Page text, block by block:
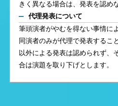
きく異なる場合は、発表を認め
代理発表について
筆頭演者がやむを得ない事情に
同演者のみが代理で発表するこ
以外による発表は認められず、
合は演題を取り下げとします。